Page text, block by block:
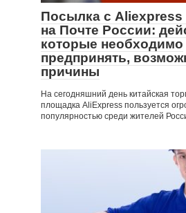
Посылка с Aliexpress
на Почте России:
которые необходимо
предпринять,
причины
На сегодняшний день китайская
площадка AliExpress пользуется
популярностью среди жителей